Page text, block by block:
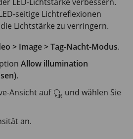
seitige Lichtreflexionen
Lichtstärke zu verringern.
> Image > Tag-Nacht-Modus.
Allow illumination
.
Ansicht auf
und wählen Sie
an.